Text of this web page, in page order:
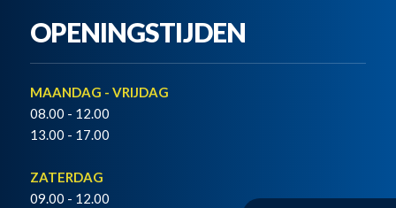
OPENINGSTIJDEN
MAANDAG - VRIJDAG
08.00 - 12.00
13.00 - 17.00
ZATERDAG
09.00 - 12.00